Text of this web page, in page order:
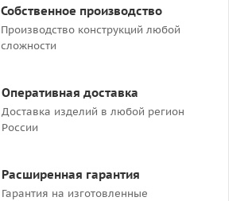
Собственное производство
Производство конструкций любой
сложности
Оперативная доставка
Доставка изделий в любой регион
России
Расширенная гарантия
Гарантия на изготовленные